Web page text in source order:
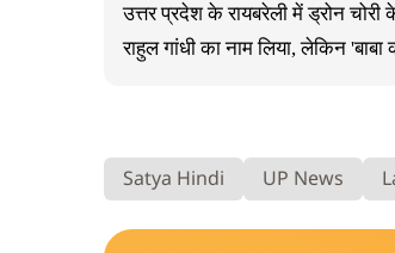
उत्तर प्रदेश के रायबरेली में ड्रोन
राहुल गांधी का नाम लिया, लेकिन
Satya Hindi UP News